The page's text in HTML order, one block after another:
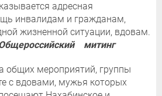
адресная
инвалидам и гражданам,
жизненной ситуации, вдовам.
митинг
общих мероприятий, группы
с вдовами, мужья которых